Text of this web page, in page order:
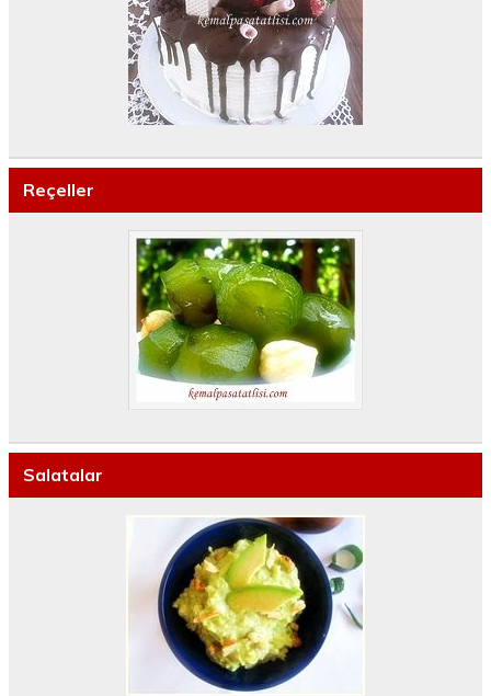
Reçeller
Salatalar